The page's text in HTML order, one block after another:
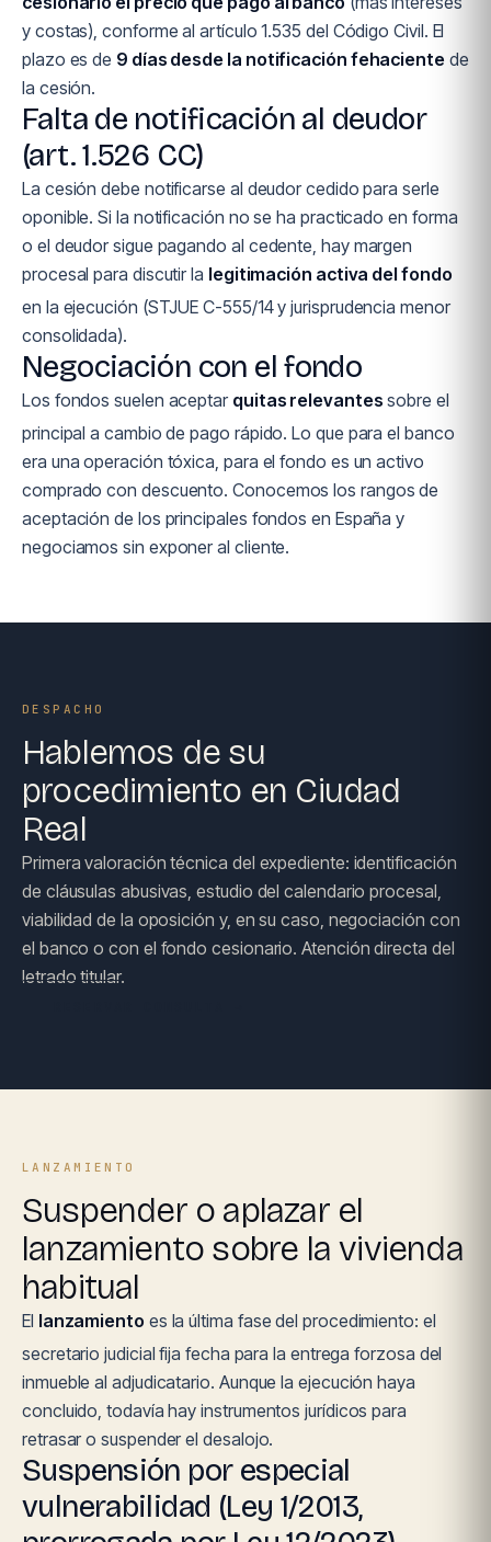
y costas), conforme al artículo 1.535 del Código Civil. El
plazo es de 9 días desde la notificación fehaciente de
la cesión.
Falta de notificación al deudor
(art. 1.526 CC)
La cesión debe notificarse al deudor cedido para serle
oponible. Si la notificación no se ha practicado en forma
o el deudor sigue pagando al cedente, hay margen
procesal para discutir la legitimación activa del fondo
en la ejecución (STJUE C-555/14 y jurisprudencia menor
consolidada).
Negociación con el fondo
Los fondos suelen aceptar quitas relevantes sobre el
principal a cambio de pago rápido. Lo que para el banco
era una operación tóxica, para el fondo es un activo
comprado con descuento. Conocemos los rangos de
aceptación de los principales fondos en España y
negociamos sin exponer al cliente.
DESPACHO
Hablemos de su
procedimiento en Ciudad
Real
Primera valoración técnica del expediente: identificación
de cláusulas abusivas, estudio del calendario procesal,
viabilidad de la oposición y, en su caso, negociación con
el banco o con el fondo cesionario. Atención directa del
letrado titular.
LANZAMIENTO
Suspender o aplazar el
lanzamiento sobre la vivienda
habitual
El lanzamiento es la última fase del procedimiento: el
secretario judicial fija fecha para la entrega forzosa del
inmueble al adjudicatario. Aunque la ejecución haya
concluido, todavía hay instrumentos jurídicos para
retrasar o suspender el desalojo.
Suspensión por especial
vulnerabilidad (Ley 1/2013,